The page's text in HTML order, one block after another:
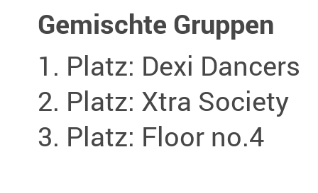
Gemischte Gruppen
Platz: Dexi Dancers
Platz: Xtra Society
Platz: Floor no.4